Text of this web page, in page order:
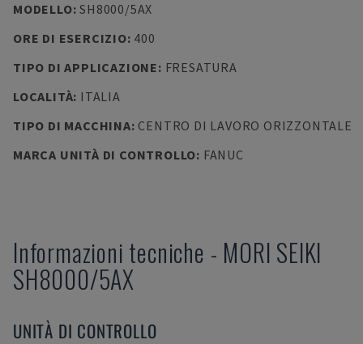
MODELLO:SH8000/5AX
ORE DI ESERCIZIO: 400
TIPO DI APPLICAZIONE: FRESATURA
LOCALITÀ: ITALIA
TIPO DI MACCHINA: CENTRO DI LAVORO ORIZZONTALE
MARCA UNITÀ DI CONTROLLO: FANUC
Informazioni tecniche - MORI SEIKI
SH8000/5AX
UNITÀ DI CONTROLLO